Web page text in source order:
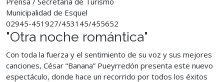
Municipalidad de Esquel
02945-451927/453145/455652
"Otra noche romántica"
Con toda la fuerza y el sentimiento de su voz y sus mejores
canciones, César “Banana” Pueyrredón presenta este nuevo
espectáculo, donde hace un recorrido por todos los éxitos